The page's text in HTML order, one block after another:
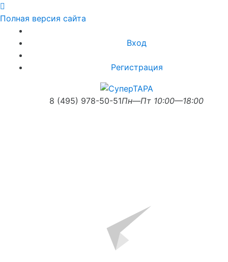
Полная версия сайта
Вход
Регистрация
8 (495) 978-50-51Пн—Пт 10:00—18:00